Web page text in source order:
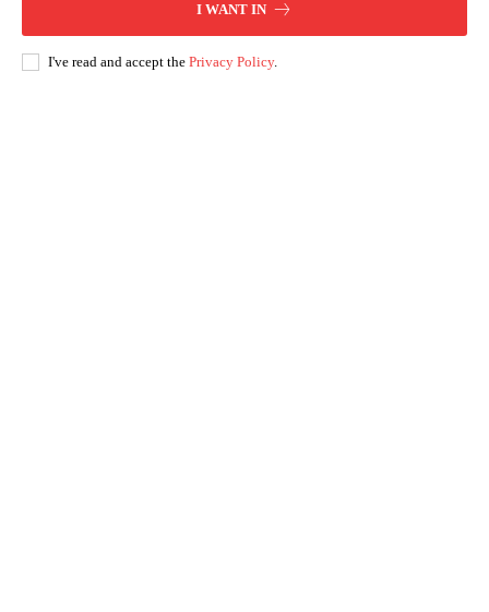
I WANT IN
I've read and accept the Privacy Policy.